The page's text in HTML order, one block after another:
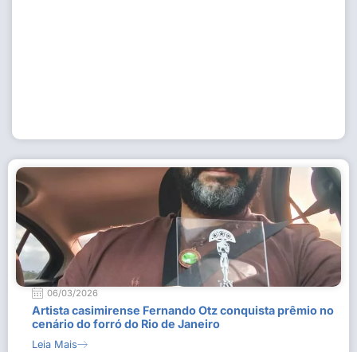
06/03/2026
Artista casimirense Fernando Otz conquista prêmio no
cenário do forró do Rio de Janeiro
Leia Mais